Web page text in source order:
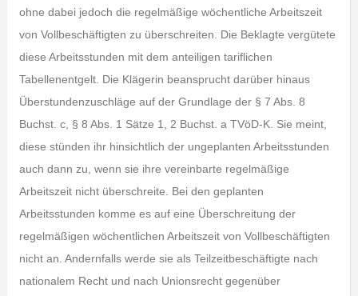
ohne dabei jedoch die regelmäßige wöchentliche Arbeitszeit
von Vollbeschäftigten zu überschreiten. Die Beklagte vergütete
diese Arbeitsstunden mit dem anteiligen tariflichen
Tabellenentgelt. Die Klägerin beansprucht darüber hinaus
Überstundenzuschläge auf der Grundlage der § 7 Abs. 8
Buchst. c, § 8 Abs. 1 Sätze 1, 2 Buchst. a TVöD-K. Sie meint,
diese stünden ihr hinsichtlich der ungeplanten Arbeitsstunden
auch dann zu, wenn sie ihre vereinbarte regelmäßige
Arbeitszeit nicht überschreite. Bei den geplanten
Arbeitsstunden komme es auf eine Überschreitung der
regelmäßigen wöchentlichen Arbeitszeit von Vollbeschäftigten
nicht an. Andernfalls werde sie als Teilzeitbeschäftigte nach
nationalem Recht und nach Unionsrecht gegenüber